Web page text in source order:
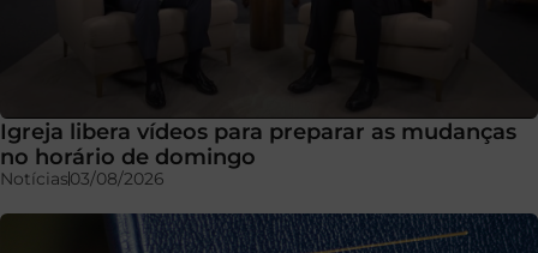
Igreja libera vídeos para preparar as mudanças
no horário de domingo
Notícias03/08/2026